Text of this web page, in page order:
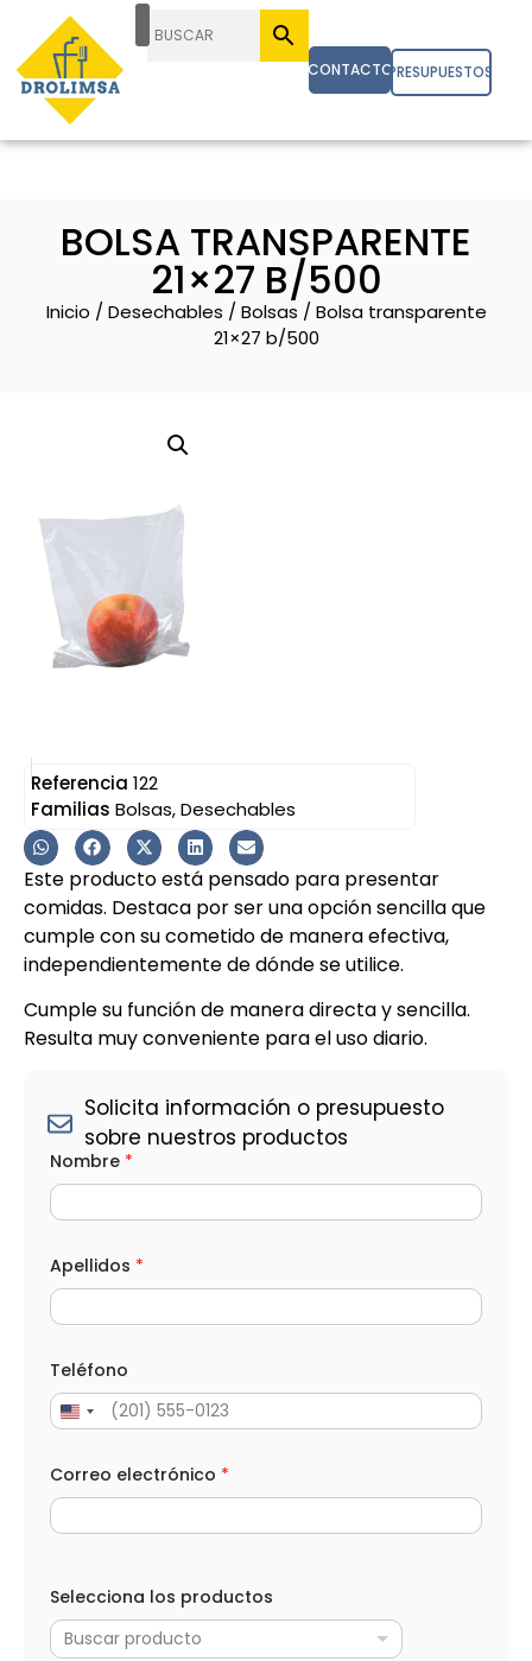
CONTACTOPRESUPUESTOS
BOLSA TRANSPARENTE
21×27 B/500
Inicio / Desechables / Bolsas / Bolsa transparente
21×27 b/500
Referencia 122
Familias Bolsas,Desechables
Este producto está pensado para presentar
comidas. Destaca por ser una opción sencilla que
cumple con su cometido de manera efectiva,
independientemente de dónde se utilice.
Cumple su función de manera directa y sencilla.
Resulta muy conveniente para el uso diario.
Solicita información o presupuesto
sobre nuestros productos
Nombre *
Apellidos *
Teléfono
Correo electrónico *
o
d
Selecciona los productos
Buscar producto